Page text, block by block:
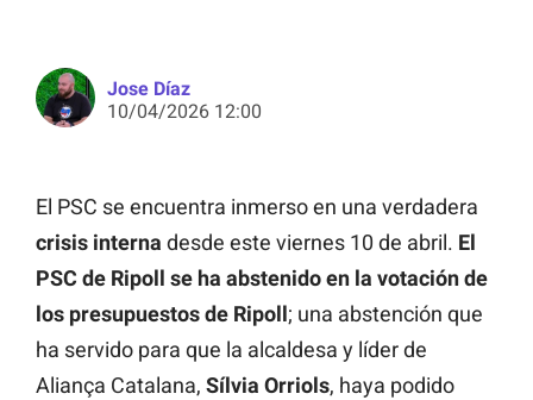
Jose Díaz
10/04/2026 12:00
El PSC se encuentra inmerso en una verdadera
crisis interna desde este viernes 10 de abril. El
PSC de Ripoll se ha abstenido en la votación de
los presupuestos de Ripoll; una abstención que
ha servido para que la alcaldesa y líder de
Aliança Catalana, Sílvia Orriols, haya podido